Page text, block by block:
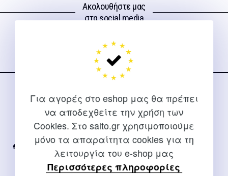
Για αγορές στο eshop μας θα πρέπει
να αποδεχθείτε την χρήση των
Cookies. Στο salto.gr χρησιμοποιούμε
μόνο τα απαραίτητα cookies για τη
λειτουργία του e-shop μας
Περισσότερες πληροφορίες
28,66 €.
Ακολουθήστε μας
στα social media
ΕΠΙΚΟΙΝΩΝΊΑ
Για διευκρινίσεις και υποστήριξη παραγγελιών μέσω του
Internet
2310 267108
info@salto.gr